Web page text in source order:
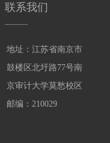
联系我们
地址：江苏省南京市
鼓楼区北圩路77号南
京审计大学莫愁校区
邮编：210029